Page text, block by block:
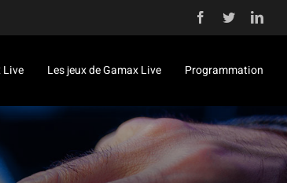
Facebook
Twitter
Live Les jeux de Gamax Live Programmation